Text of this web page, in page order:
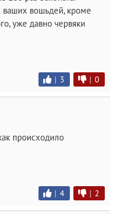
ваших вошьдей, кроме
уже давно червяки
| 3 | 0
происходило
| 4 | 2